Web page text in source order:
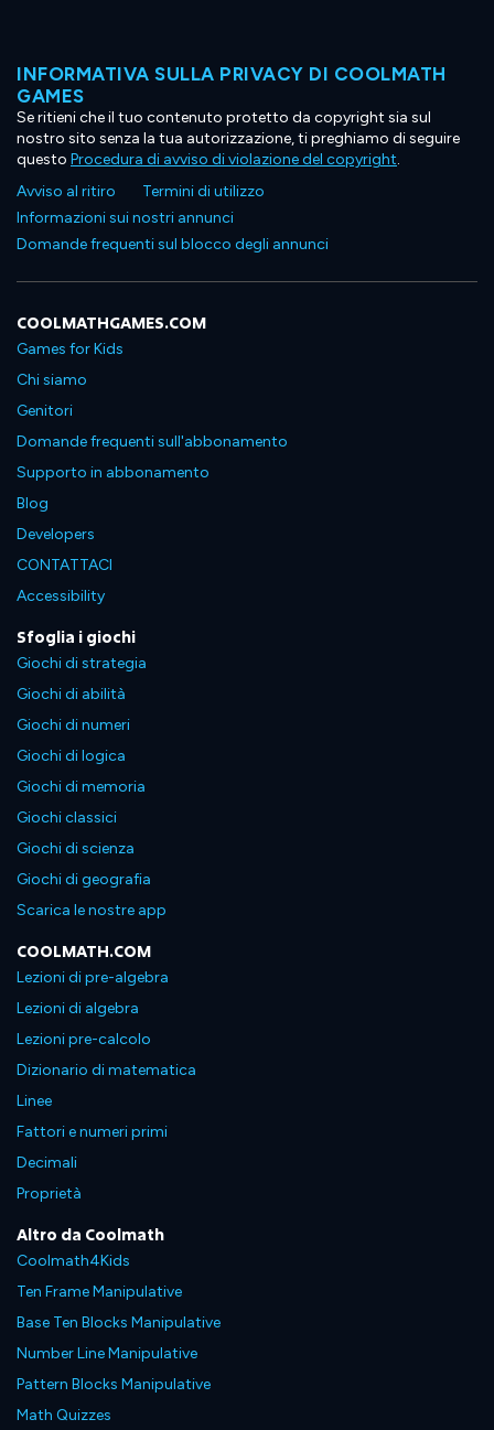
INFORMATIVA SULLA PRIVACY DI COOLMATH
GAMES
Se ritieni che il tuo contenuto protetto da copyright sia sul
nostro sito senza la tua autorizzazione, ti preghiamo di seguire
questo Procedura di avviso di violazione del copyright.
Avviso al ritiro
Termini di utilizzo
Informazioni sui nostri annunci
Domande frequenti sul blocco degli annunci
COOLMATHGAMES.COM
Games for Kids
Chi siamo
Genitori
Domande frequenti sull'abbonamento
Supporto in abbonamento
Blog
Developers
CONTATTACI
Accessibility
Sfoglia i giochi
Giochi di strategia
Giochi di abilità
Giochi di numeri
Giochi di logica
Giochi di memoria
Giochi classici
Giochi di scienza
Giochi di geografia
Scarica le nostre app
COOLMATH.COM
Lezioni di pre-algebra
Lezioni di algebra
Lezioni pre-calcolo
Dizionario di matematica
Linee
Fattori e numeri primi
Decimali
Proprietà
Altro da Coolmath
Coolmath4Kids
Ten Frame Manipulative
Base Ten Blocks Manipulative
Number Line Manipulative
Pattern Blocks Manipulative
Math Quizzes